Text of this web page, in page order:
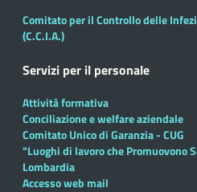
Comitato per il Controllo delle
(C.C.I.A.)
Servizi per il personale
Attività formativa
Conciliazione e welfare aziendale
Comitato Unico di Garanzia - CUG
"Luoghi di lavoro che Promuovono
Lombardia
Accesso web mail